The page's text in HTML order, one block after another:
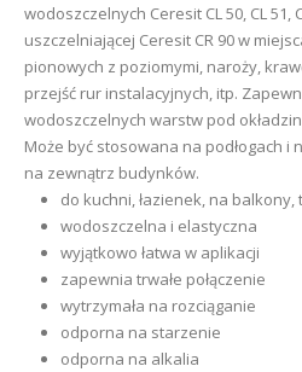
wodoszczelnych Ceresit CL 50, CL 51,
uszczelniającej Ceresit CR 90 w
pionowych z poziomymi, naroży,
przejść rur instalacyjnych, itp.
wodoszczelnych warstw pod
Może być stosowana na podłogach i
na zewnątrz budynków.
do kuchni, łazienek, na balkony,
wodoszczelna i elastyczna
wyjątkowo łatwa w aplikacji
zapewnia trwałe połączenie
wytrzymała na rozciąganie
odporna na starzenie
odporna na alkalia